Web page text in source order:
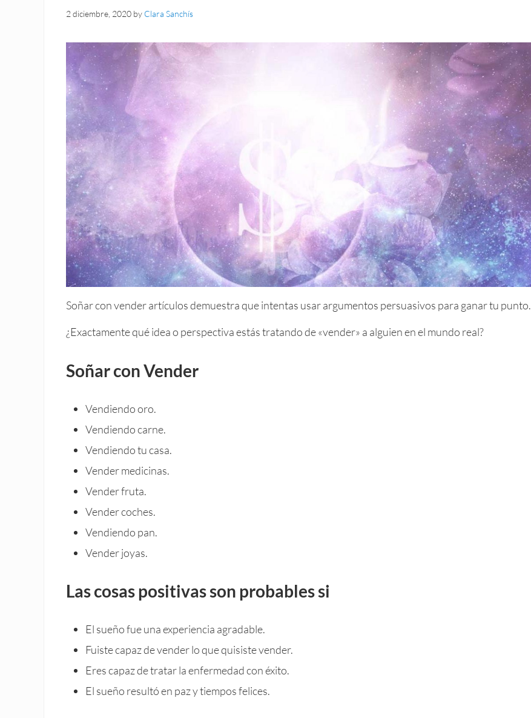
2 diciembre, 2020 by Clara Sanchís
Soñar con vender artículos demuestra que intentas usar argumentos persuasivos para ganar tu punto.
¿Exactamente qué idea o perspectiva estás tratando de «vender» a alguien en el mundo real?
Soñar con Vender
Vendiendo oro.
Vendiendo carne.
Vendiendo tu casa.
Vender medicinas.
Vender fruta.
Vender coches.
Vendiendo pan.
Vender joyas.
Las cosas positivas son probables si
El sueño fue una experiencia agradable.
Fuiste capaz de vender lo que quisiste vender.
Eres capaz de tratar la enfermedad con éxito.
El sueño resultó en paz y tiempos felices.